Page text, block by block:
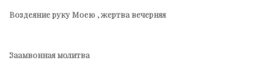
Воздеяние руку Моею , жертва вечерняя
Заамвонная молитва